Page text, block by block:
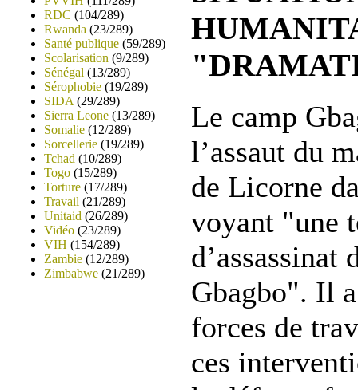
RDC (104/289)
Rwanda (23/289)
Santé publique (59/289)
Scolarisation (9/289)
Sénégal (13/289)
Sérophobie (19/289)
SIDA (29/289)
Sierra Leone (13/289)
Somalie (12/289)
Sorcellerie (19/289)
Tchad (10/289)
Togo (15/289)
Torture (17/289)
Travail (21/289)
Unitaid (26/289)
Vidéo (23/289)
VIH (154/289)
Zambie (12/289)
Zimbabwe (21/289)
Le camp
l’assaut du
de Licorne
voyant "une
d’assassinat
Gbagbo". Il
forces de
ces